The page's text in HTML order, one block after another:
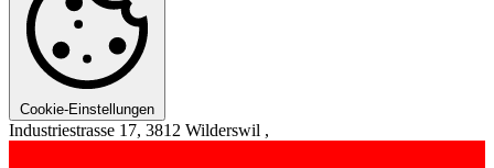
Cookie-Einstellungen
Industriestrasse 17, 3812 Wilderswil ,